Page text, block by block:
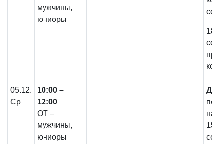
мужчины,
юниоры
05.12.
Ср
10:00 –
12:00
ОТ –
мужчины,
юниоры
До
на